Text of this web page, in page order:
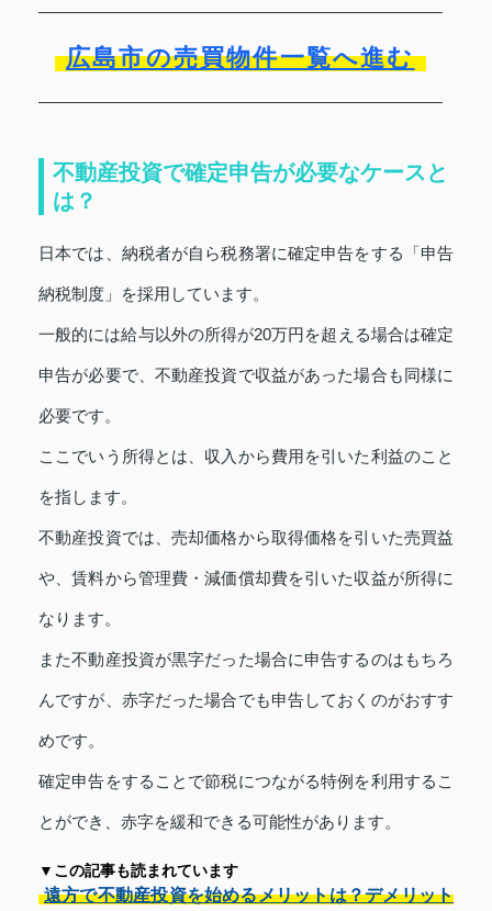
広島市の売買物件一覧へ進む
不動産投資で確定申告が必要なケースと
は？
日本では、納税者が自ら税務署に確定申告をする「申告
納税制度」を採用しています。
一般的には給与以外の所得が20万円を超える場合は確定
申告が必要で、不動産投資で収益があった場合も同様に
必要です。
ここでいう所得とは、収入から費用を引いた利益のこと
を指します。
不動産投資では、売却価格から取得価格を引いた売買益
や、賃料から管理費・減価償却費を引いた収益が所得に
なります。
また不動産投資が黒字だった場合に申告するのはもちろ
んですが、赤字だった場合でも申告しておくのがおすす
めです。
確定申告をすることで節税につながる特例を利用するこ
とができ、赤字を緩和できる可能性があります。
▼この記事も読まれています
遠方で不動産投資を始めるメリットは？デメリット